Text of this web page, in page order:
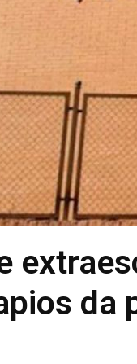
da